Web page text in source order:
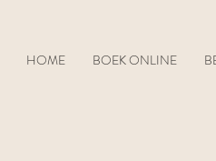
HOME BOEK ONLINE